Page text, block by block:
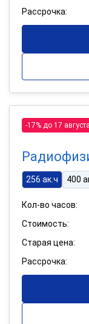
Рассрочка:
-17% до 17 августа
256 ак.ч 400
Кол-во часов:
Стоимость:
Старая цена:
Рассрочка: